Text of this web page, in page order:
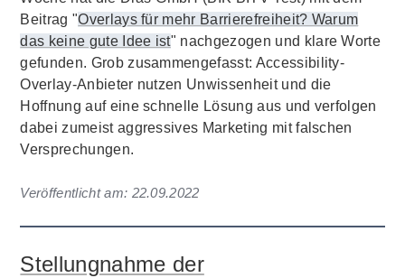
Beitrag "Overlays für mehr Barrierefreiheit? Warum
das keine gute Idee ist" nachgezogen und klare Worte
gefunden. Grob zusammengefasst: Accessibility-
Overlay-Anbieter nutzen Unwissenheit und die
Hoffnung auf eine schnelle Lösung aus und verfolgen
dabei zumeist aggressives Marketing mit falschen
Versprechungen.
Veröffentlicht am: 22.09.2022
Stellungnahme der